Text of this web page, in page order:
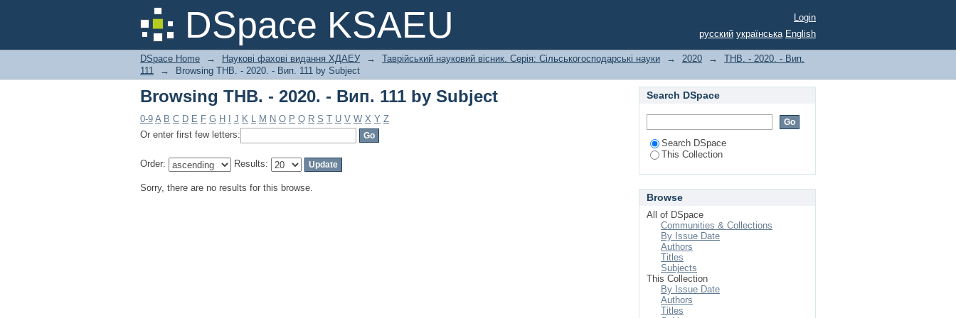
DSpace KSAEU
Browsing ТНВ. - 2020. - Вип. 111 by Subject
Login
русский українська English
DSpace Home → Наукові фахові видання ХДАЕУ → Таврійський науковий вісник. Серія: Сільськогосподарські науки → 2020 →
ТНВ. - 2020. - Вип.
111
→ Browsing ТНВ. - 2020. - Вип. 111 by Subject
Browsing ТНВ. - 2020. - Вип. 111 by Subject
0-9 A B C D E F G H J K L M N O P Q R S T U V W X Y Z
Or enter first few letters:
Order: Results:
Sorry, there are no results for this browse.
Search DSpace
Search DSpace
This Collection
Browse
All of DSpace
Communities & Collections
By Issue Date
Authors
Titles
Subjects
This Collection
By Issue Date
Authors
Titles